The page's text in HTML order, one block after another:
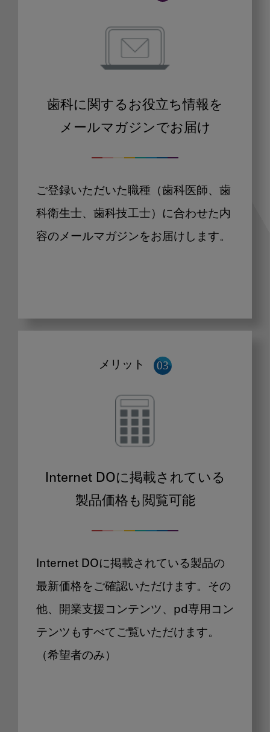
歯科に関するお役立ち情報を
メールマガジンでお届け
ご登録いただいた職種（歯科医師、歯
科衛生士、歯科技工士）に合わせた内
容のメールマガジンをお届けします。
メリット
Internet DOに掲載されている
製品価格も閲覧可能
Internet DOに掲載されている製品の
最新価格をご確認いただけます。その
他、開業支援コンテンツ、pd専用コン
テンツもすべてご覧いただけます。
（希望者のみ）